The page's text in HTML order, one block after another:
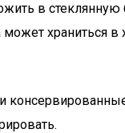
в стеклянную
храниться в